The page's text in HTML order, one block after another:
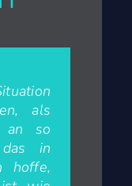
als
an so
das in
hoffe,